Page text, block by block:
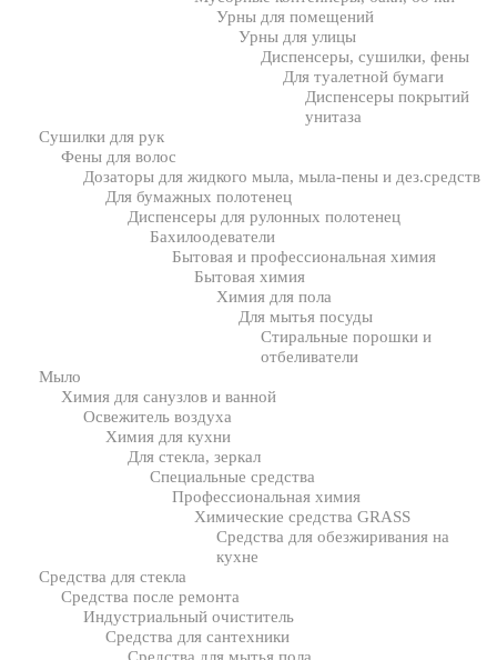
Урны для помещений
Урны для улицы
Диспенсеры, сушилки, фены
Для туалетной бумаги
Диспенсеры покрытий
унитаза
Сушилки для рук
Фены для волос
Дозаторы для жидкого мыла, мыла-пены и дез.средств
Для бумажных полотенец
Диспенсеры для рулонных полотенец
Бахилоодеватели
Бытовая и профессиональная химия
Бытовая химия
Химия для пола
Для мытья посуды
Стиральные порошки и
отбеливатели
Мыло
Химия для санузлов и ванной
Освежитель воздуха
Химия для кухни
Для стекла, зеркал
Специальные средства
Профессиональная химия
Химические средства GRASS
Средства для обезжиривания на
кухне
Средства для стекла
Средства после ремонта
Индустриальный очиститель
Средства для сантехники